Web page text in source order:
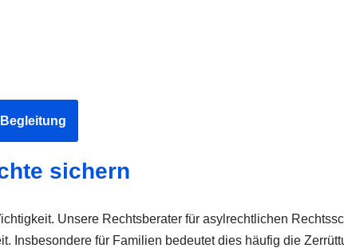
sichern
Unsere Rechtsberater für asylrechtlichen
Insbesondere für Familien bedeutet dies häufig die